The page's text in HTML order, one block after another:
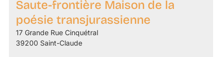
Saute-frontière Maison de la
poésie transjurassienne
17 Grande Rue Cinquétral
39200 Saint-Claude